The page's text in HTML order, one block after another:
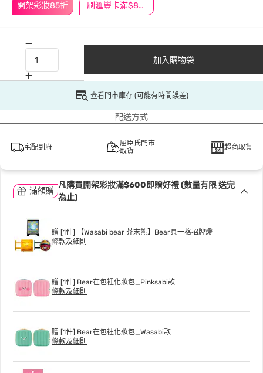
開架彩妝85折 刷滙豐卡滿$888送3萬點
加入購物袋
查看門市庫存 (可能有時間誤差)
配送方式
宅配到府
屈臣氏門市
取貨
超商取貨
滿額贈
凡購買開架彩妝滿$600即贈好禮 (數量有限 送完
為止)
贈 [1件] 【Wasabi bear 芥末熊】Bear具一格招牌燈
條款及細則
贈 [1件] Bear在包裡化妝包_Pinksabi款
條款及細則
贈 [1件] Bear在包裡化妝包_Wasabi款
條款及細則